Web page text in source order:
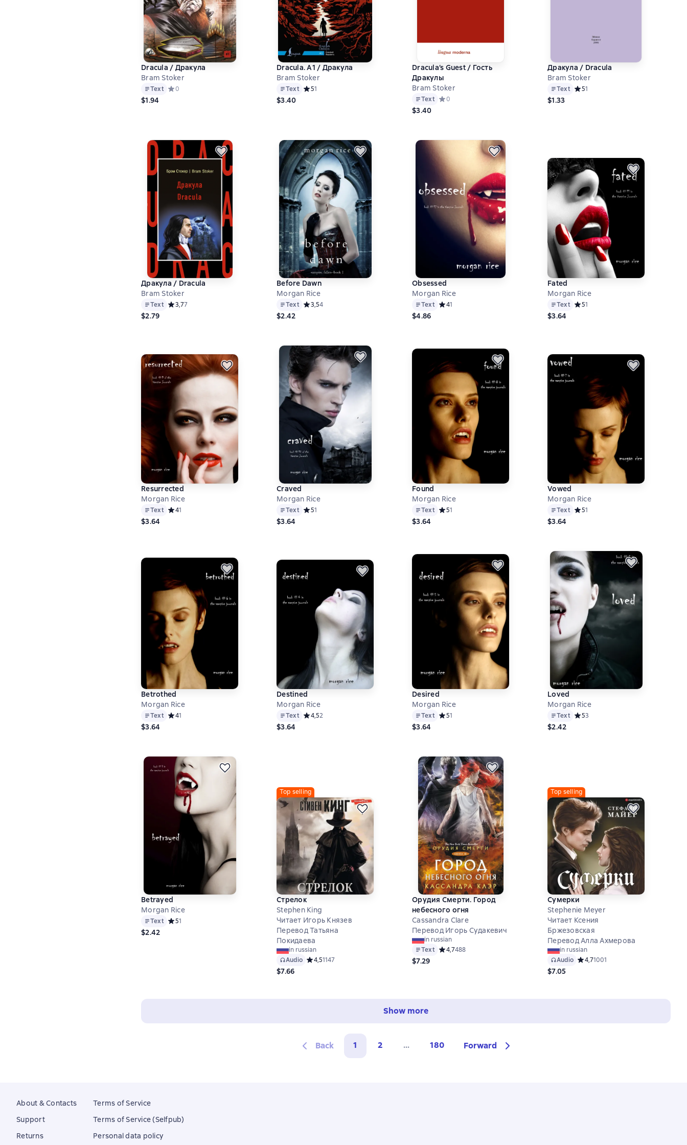
Dracula / Дракула
Bram Stoker
Text Средний рейтинг 0 на основе 0 оценок
0
$1.94
Dracula. A1 / Дракула
Bram Stoker
Text Средний рейтинг 5 на основе 1 оценок
51
$3.40
Dracula’s Guest / Гость
Дракулы
Bram Stoker
Text Средний рейтинг 0 на основе 0 оценок
0
$3.40
Дракула / Dracula
Bram Stoker
Text Средний рейтинг 5 на основе 1
51
$1.33
Дракула / Dracula
Bram Stoker
Text Средний рейтинг 3,7 на основе 7 оценок
3,77
$2.79
Before Dawn
Morgan Rice
Text Средний рейтинг 3,5 на основе 4 оценок
3,54
$2.42
Obsessed
Morgan Rice
Text Средний рейтинг 4 на основе 1 оценок
41
$4.86
Fated
Morgan Rice
Text Средний рейтинг 5 на основе 1
51
$3.64
Resurrected
Morgan Rice
Text Средний рейтинг 4 на основе 1 оценок
41
$3.64
Craved
Morgan Rice
Text Средний рейтинг 5 на основе 1 оценок
51
$3.64
Found
Morgan Rice
Text Средний рейтинг 5 на основе 1 оценок
51
$3.64
Vowed
Morgan Rice
Text Средний рейтинг 5 на основе 1
51
$3.64
Betrothed
Morgan Rice
Text Средний рейтинг 4 на основе 1 оценок
41
$3.64
Destined
Morgan Rice
Text Средний рейтинг 4,5 на основе 2 оценок
4,52
$3.64
Desired
Morgan Rice
Text Средний рейтинг 5 на основе 1 оценок
51
$3.64
Loved
Morgan Rice
Text Средний рейтинг 5 на основе 3
53
$2.42
Betrayed
Morgan Rice
Text Средний рейтинг 5 на основе 1 оценок
51
$2.42
Top selling
Стрелок
Stephen King
Читает Игорь Князев
Перевод Татьяна
Покидаева
in russian
Audio Средний рейтинг 4,5 на основе 1147 оценок
4,51147
$7.66
Орудия Смерти. Город
небесного огня
Cassandra Clare
Перевод Игорь Судакевич
in russian
Text Средний рейтинг 4,7 на основе 488 оценок
4,7488
$7.29
Top selling
Сумерки
Stephenie Meyer
Читает Ксения
Бржезовская
Перевод Алла Ахмерова
in russian
Audio Средний рейтинг 4,7 на основе
4,71001
$7.05
Show more
Back 1 2 ... 180 Forward
About & Contacts
Support
Returns
Terms of Service
Terms of Service (Selfpub)
Personal data policy